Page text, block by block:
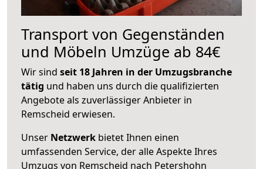
Transport von Gegenständen
und Möbeln Umzüge ab 84€
Wir sind seit 18 Jahren in der Umzugsbranche
tätig und haben uns durch die qualifizierten
Angebote als zuverlässiger Anbieter in
Remscheid erwiesen.
Unser Netzwerk bietet Ihnen einen
umfassenden Service, der alle Aspekte Ihres
Umzugs von Remscheid nach Petershohn